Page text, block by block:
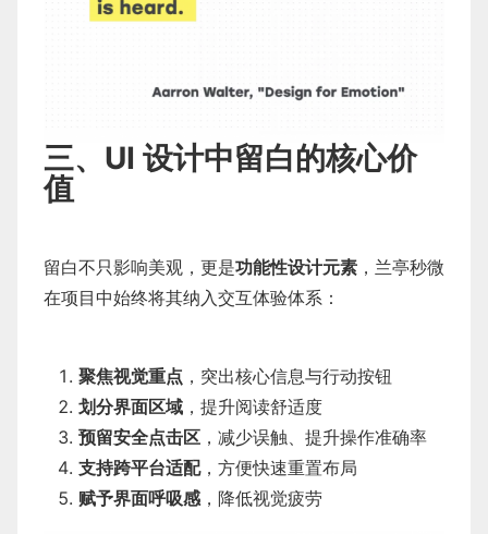
三、UI 设计中留白的核心价
值
留白不只影响美观，更是功能性设计元素 ，兰亭秒微
在项目中始终将其纳入交互体验体系：
聚焦视觉重点 ，突出核心信息与行动按钮
划分界面区域 ，提升阅读舒适度
预留安全点击区 ，减少误触、提升操作准确率
支持跨平台适配，方便快速重置布局
赋予界面呼吸感 ，降低视觉疲劳